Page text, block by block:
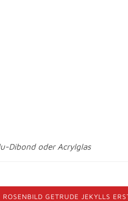
Dibond oder Acrylglas
ROSENBILD GETRUDE JEKYLLS